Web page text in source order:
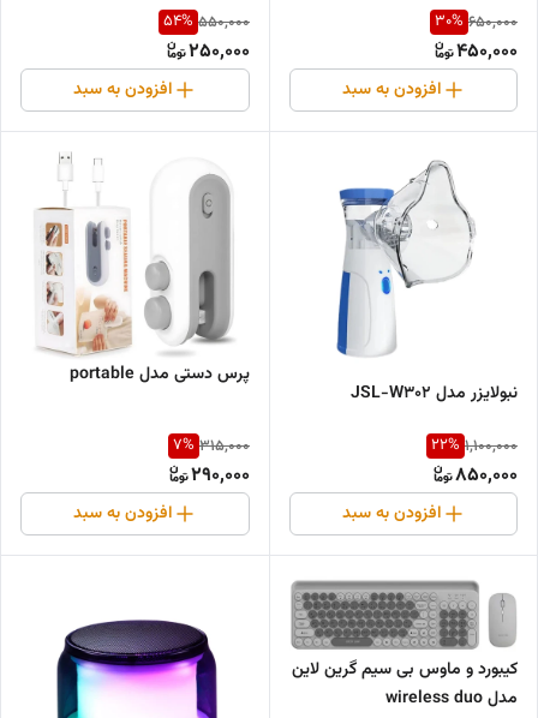
650,000
30%
450,000
افزودن به سبد
550,000
54%
250,000
افزودن به سبد
نبولایزر مدل JSL-W302
1,100,000
22%
850,000
افزودن به سبد
پرس دستی مدل portable
315,000
7%
290,000
افزودن به سبد
کیبورد و ماوس بی سیم گرین لاین
مدل wireless duo